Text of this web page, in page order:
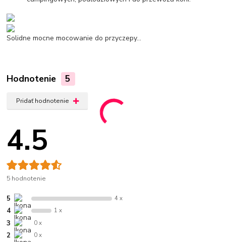
Solidne mocne mocowanie do przyczepy...
Hodnotenie 5
Pridať hodnotenie
4.5
5 hodnotenie
5 4 x
4 1 x
3 0 x
2 0 x